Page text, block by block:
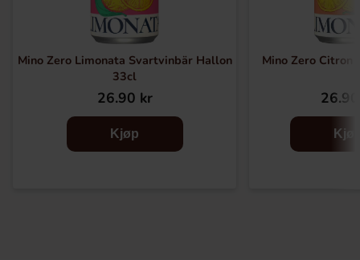
Mino Zero Limonata Svartvinbär Hallon
33cl
26.90 kr
Kjøp
Mino Zero Citron